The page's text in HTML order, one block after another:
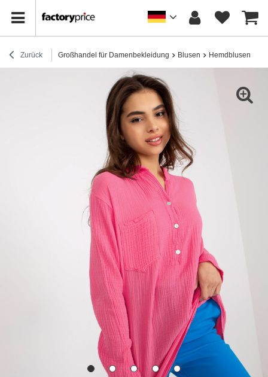
Zurück Großhandel für Damenbekleidung Blusen Hemdblusen